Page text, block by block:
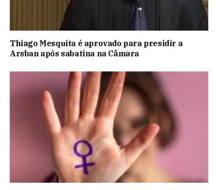
Thiago Mesquita é aprovado para presidir a
Arsban após sabatina na Câmara